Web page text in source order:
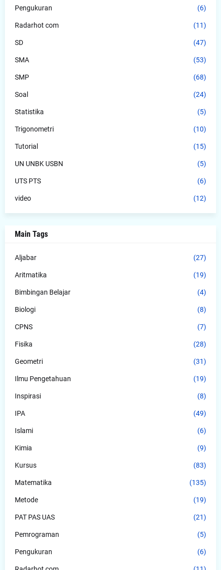
Pengukuran (6)
Radarhot com (11)
SD (47)
SMA (53)
SMP (68)
Soal (24)
Statistika (5)
Trigonometri (10)
Tutorial (15)
UN UNBK USBN (5)
UTS PTS (6)
video (12)
Main Tags
Aljabar (27)
Aritmatika (19)
Bimbingan Belajar (4)
Biologi (8)
CPNS (7)
Fisika (28)
Geometri (31)
Ilmu Pengetahuan (19)
Inspirasi (8)
IPA (49)
Islami (6)
Kimia (9)
Kursus (83)
Matematika (135)
Metode (19)
PAT PAS UAS (21)
Pemrograman (5)
Pengukuran (6)